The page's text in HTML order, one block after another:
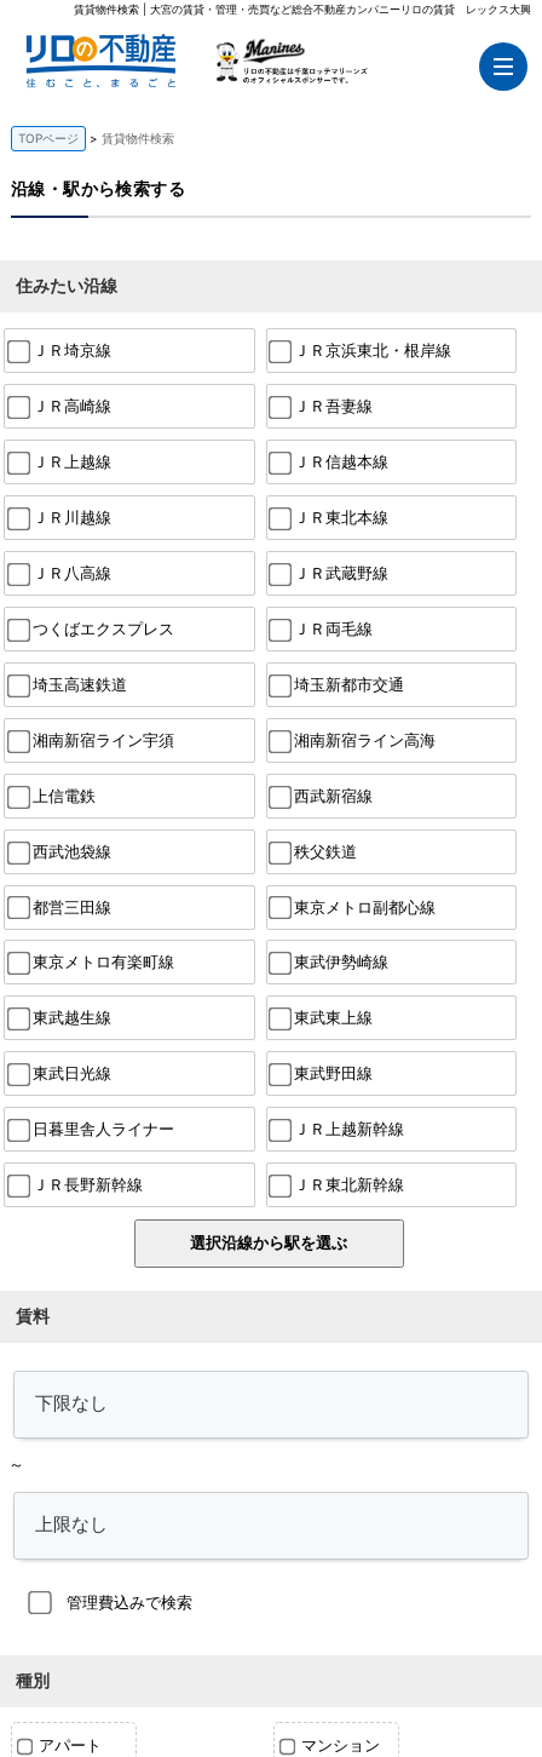
賃貸物件検索 | 大宮の賃貸・管理・売買など総合不動産カンパニーリロの賃貸 レックス大興
TOPページ 賃貸物件検索
沿線・駅から検索する
住みたい沿線
ＪＲ埼京線 ＪＲ京浜東北・根岸線
ＪＲ高崎線 ＪＲ吾妻線
ＪＲ上越線 ＪＲ信越本線
ＪＲ川越線 ＪＲ東北本線
ＪＲ八高線 ＪＲ武蔵野線
つくばエクスプレス ＪＲ両毛線
埼玉高速鉄道 埼玉新都市交通
湘南新宿ライン宇須 湘南新宿ライン高海
上信電鉄 西武新宿線
西武池袋線 秩父鉄道
都営三田線 東京メトロ副都心線
東京メトロ有楽町線 東武伊勢崎線
東武越生線 東武東上線
東武日光線 東武野田線
日暮里舎人ライナー ＪＲ上越新幹線
ＪＲ長野新幹線 ＪＲ東北新幹線
賃料
～
管理費込みで検索
種別
アパート マンション